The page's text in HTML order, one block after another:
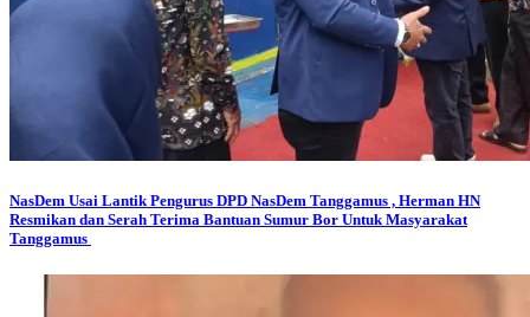
NasDem Usai Lantik Pengurus DPD NasDem Tanggamus , Herman HN
Resmikan dan Serah Terima Bantuan Sumur Bor Untuk Masyarakat
Tanggamus